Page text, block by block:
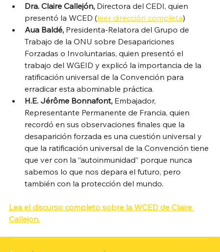
Dra. Claire Callejón, Directora del CEDI, quien
presentó la WCED (leer dirección completa)
Aua Baldé, Presidenta-Relatora del Grupo de
Trabajo de la ONU sobre Desapariciones
Forzadas o Involuntarias, quien presentó el
trabajo del WGEID y explicó la importancia de la
ratificación universal de la Convención para
erradicar esta abominable práctica.
H.E. Jérôme Bonnafont, Embajador,
Representante Permanente de Francia, quien
recordó en sus observaciones finales que la
desaparición forzada es una cuestión universal y
que la ratificación universal de la Convención tiene
que ver con la “autoinmunidad” porque nunca
sabemos lo que nos depara el futuro, pero
también con la protección del mundo.
Lea el discurso completo sobre la WCED de Claire
Callejon.